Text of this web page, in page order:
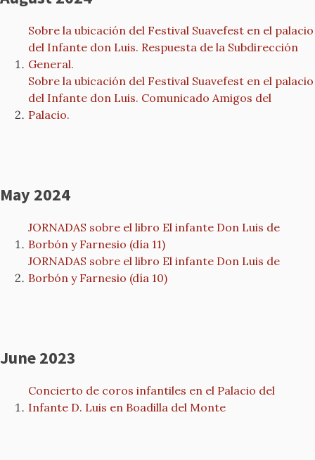
Sobre la ubicación del Festival Suavefest en el palacio
del Infante don Luis. Respuesta de la Subdirección
General.
Sobre la ubicación del Festival Suavefest en el palacio
del Infante don Luis. Comunicado Amigos del
Palacio.
May 2024
JORNADAS sobre el libro El infante Don Luis de
Borbón y Farnesio (día 11)
JORNADAS sobre el libro El infante Don Luis de
Borbón y Farnesio (día 10)
June 2023
Concierto de coros infantiles en el Palacio del
Infante D. Luis en Boadilla del Monte